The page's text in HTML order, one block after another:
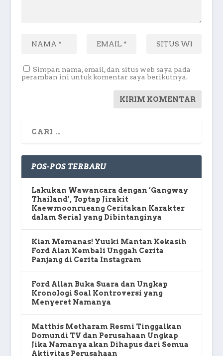
Simpan nama, email, dan situs web saya pada
peramban ini untuk komentar saya berikutnya.
POS-POS TERBARU
Lakukan Wawancara dengan ‘Gangway
Thailand’, Toptap Jirakit
Kaewmoonrueang Ceritakan Karakter
dalam Serial yang Dibintanginya
Kian Memanas! Yuuki Mantan Kekasih
Ford Alan Kembali Unggah Cerita
Panjang di Cerita Instagram
Ford Allan Buka Suara dan Ungkap
Kronologi Soal Kontroversi yang
Menyeret Namanya
Matthis Metharam Resmi Tinggalkan
Domundi TV dan Perusahaan Ungkap
Jika Namanya akan Dihapus dari Semua
Aktivitas Perusahaan